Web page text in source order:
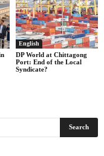
English
DP World at Chittagong
Port: End of the Local
Syndicate?